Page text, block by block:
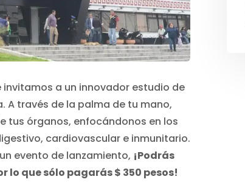
invitamos a un innovador estudio de
través de la palma de tu mano,
tus órganos, enfocándonos en los
cardiovascular e inmunitario.
evento de lanzamiento, ¡Podrás
lo que sólo pagarás $ 350 pesos!